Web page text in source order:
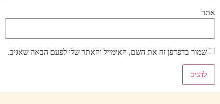
אתר
שמור בדפדפן זה את השם, האימייל והאתר שלי לפעם הבאה שאגיב.